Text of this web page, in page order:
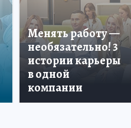
Менять работу —
необязательно! 3
истории карьеры
в одной
компании